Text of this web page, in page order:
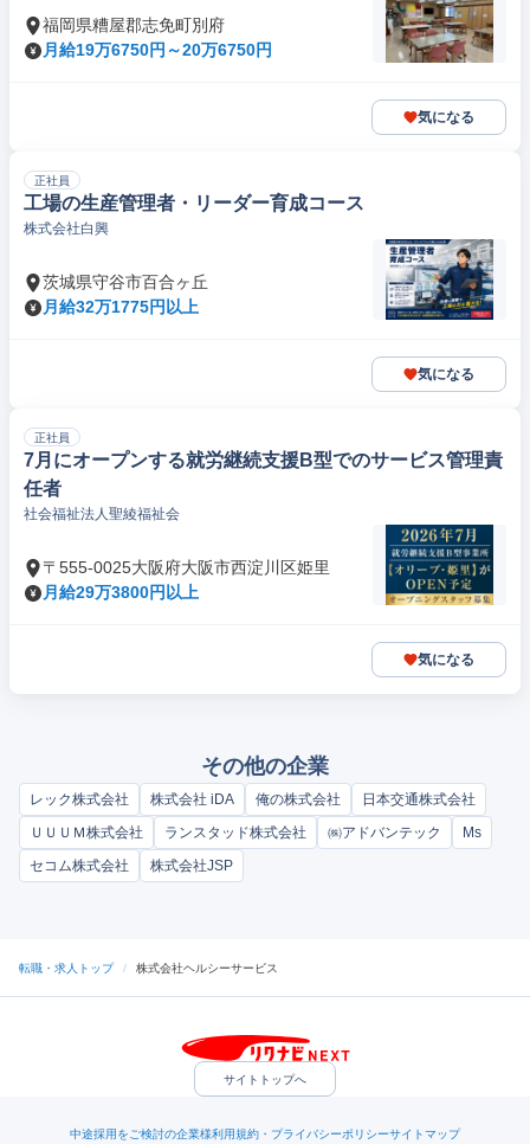
福岡県糟屋郡志免町別府
月給19万6750円～20万6750円
気になる
正社員
工場の生産管理者・リーダー育成コース
株式会社白興
茨城県守谷市百合ヶ丘
月給32万1775円以上
気になる
正社員
7月にオープンする就労継続支援B型でのサービス管理責
任者
社会福祉法人聖綾福祉会
〒555-0025大阪府大阪市西淀川区姫里
月給29万3800円以上
気になる
その他の企業
レック株式会社 株式会社 iDA 俺の株式会社
日本交通株式会社
ＵＵＵＭ株式会社
ランスタッド株式会社 ㈱アドバンテック
Ms
セコム株式会社
株式会社JSP
転職・求人トップ / 株式会社ヘルシーサービス
サイトトップへ
中途採用をご検討の企業様利用規約・プライバシーポリシーサイトマップ